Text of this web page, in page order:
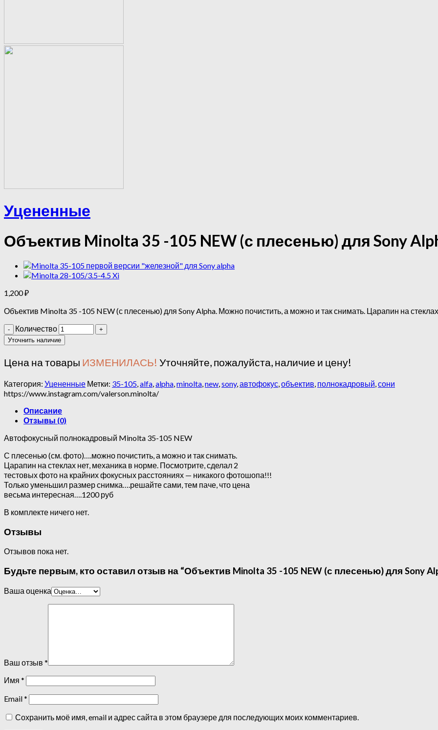
Уцененные
Объектив Minolta 35 -105 NEW (с плесенью) для Sony
1,200₽
Объектив Minolta 35 -105 NEW (с плесенью) для Sony Alpha. Можно почистить, а можно и так снимать. Царапин на
Количество
Уточнить наличие
Цена на товары ИЗМЕНИЛАСЬ! Уточняйте, пожалуйста, наличие и цену!
Категория: Уцененные Метки: 35-105,alfa,alpha,minolta,new,sony,автофокус,объектив, полнокадровый,сони
https://www.instagram.com/valerson.minolta/
Описание
Отзывы (0)
Автофокусный полнокадровый Minolta 35-105 NEW
С плесенью (см. фото)….можно почистить, а можно и так снимать.
Царапин на стеклах нет, механика в норме. Посмотрите, сделал 2
тестовых фото на крайних фокусных расстояниях — никакого фотошопа!!!
Только уменьшил размер снимка….решайте сами, тем паче, что цена
весьма интересная….1200 руб
В комплекте ничего нет.
Отзывы
Отзывов пока нет.
Будьте первым, кто оставил отзыв на “Объектив Minolta 35 -105 NEW (с плесенью) для Sony
Ваша оценка
Ваш отзыв *
Имя *
Email*
Сохранить моё имя, email и адрес сайта в этом браузере для последующих моих комментариев.